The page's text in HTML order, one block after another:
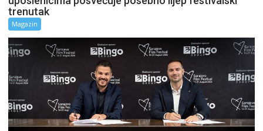
trenutak
Magazin